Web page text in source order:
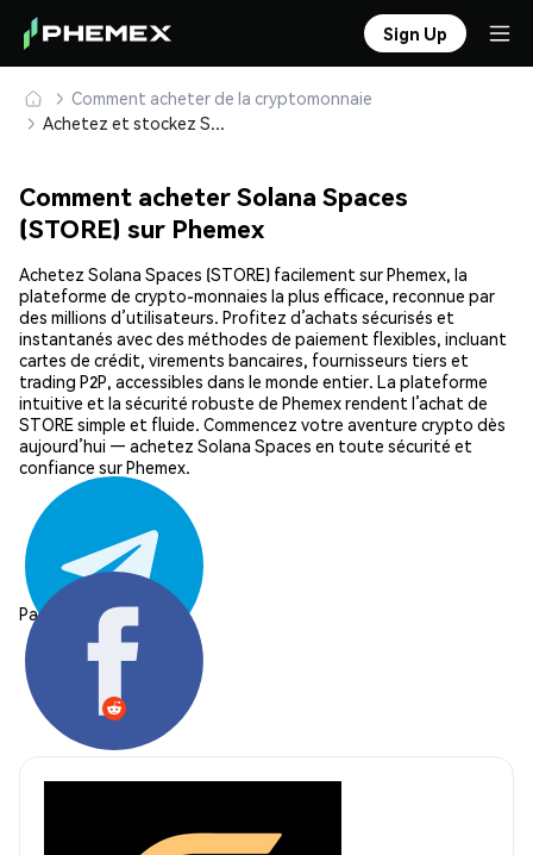
Sign Up
Comment acheter de la cryptomonnaie
Achetez et stockez Solana Spaces (STORE) en toute sécurité
Comment acheter Solana Spaces
(STORE) sur Phemex
Achetez Solana Spaces (STORE) facilement sur Phemex, la
plateforme de crypto-monnaies la plus efficace, reconnue par
des millions d’utilisateurs. Profitez d’achats sécurisés et
instantanés avec des méthodes de paiement flexibles, incluant
cartes de crédit, virements bancaires, fournisseurs tiers et
trading P2P, accessibles dans le monde entier. La plateforme
intuitive et la sécurité robuste de Phemex rendent l’achat de
STORE simple et fluide. Commencez votre aventure crypto dès
aujourd’hui — achetez Solana Spaces en toute sécurité et
confiance sur Phemex.
Partager: